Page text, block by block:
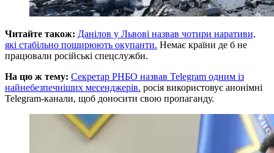
Читайте також: Данілов у Львові назвав чотири наративи,
які стабільно поширюють окупанти. Немає країни де б не
працювали російські спецслужби.
На цю ж тему: Секретар РНБО назвав Telegram одним із
найнебезпечніших месенджерів. росія використовує анонімні
Telegram-канали, щоб доносити свою пропаганду.